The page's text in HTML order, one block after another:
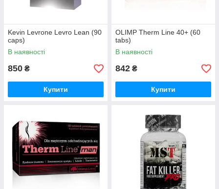
Kevin Levrone Levro Lean (90
caps)
В наявності
850 ₴
Купити
OLIMP Therm Line 40+ (60
tabs)
В наявності
842 ₴
Купити